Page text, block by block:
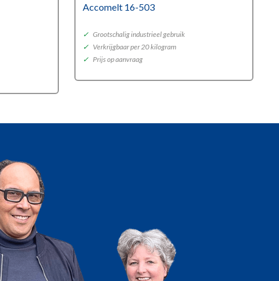
Accomelt 16-503
✓ Grootschalig industrieel gebruik
✓ Verkrijgbaar per 20 kilogram
✓ Prijs op aanvraag